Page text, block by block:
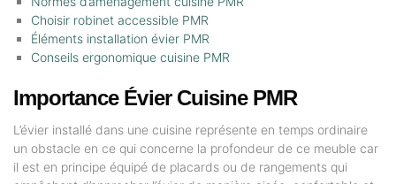
Choisir robinet accessible PMR
Éléments installation évier PMR
Conseils ergonomique cuisine PMR
Importance Évier Cuisine PMR
L’évier installé dans une cuisine représente en temps ordinaire
un obstacle en ce qui concerne la profondeur de ce meuble car
il est en principe équipé de placards ou de rangements qui